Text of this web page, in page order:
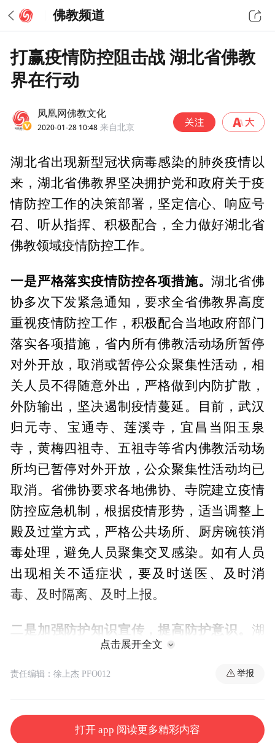
佛教频道
打赢疫情防控阻击战 湖北省佛教
界在行动
凤凰网佛教文化
2020-01-28 10:48 来自北京
湖北省出现新型冠状病毒感染的肺炎疫情以
来，湖北省佛教界坚决拥护党和政府关于疫
情防控工作的决策部署，坚定信心、响应号
召、听从指挥、积极配合，全力做好湖北省
佛教领域疫情防控工作。
一是严格落实疫情防控各项措施。湖北省佛
协多次下发紧急通知，要求全省佛教界高度
重视疫情防控工作，积极配合当地政府部门
落实各项措施，省内所有佛教活动场所暂停
对外开放，取消或暂停公众聚集性活动，相
关人员不得随意外出，严格做到内防扩散，
外防输出，坚决遏制疫情蔓延。目前，武汉
归元寺、宝通寺、莲溪寺，宜昌当阳玉泉
寺，黄梅四祖寺、五祖寺等省内佛教活动场
所均已暂停对外开放，公众聚集性活动均已
取消。省佛协要求各地佛协、寺院建立疫情
防控应急机制，根据疫情形势，适当调整上
殿及过堂方式，严格公共场所、厨房碗筷消
毒处理，避免人员聚集交叉感染。如有人员
出现相关不适症状，要及时送医、及时消
毒、及时隔离、及时上报。
二是加强防护知识宣传，提高防护意识。
湖
北省佛协发布致全省佛教界同仁的倡议书，
呼吁各地佛教活动场所通过微信、网站、发
识，做好宣传解释工作，引导广大教职人员
及信众增强自我防护意识，做好个人防护措
点击展开全文
责任编辑：徐上杰 PFO012 举报
打开 app 阅读更多精彩内容